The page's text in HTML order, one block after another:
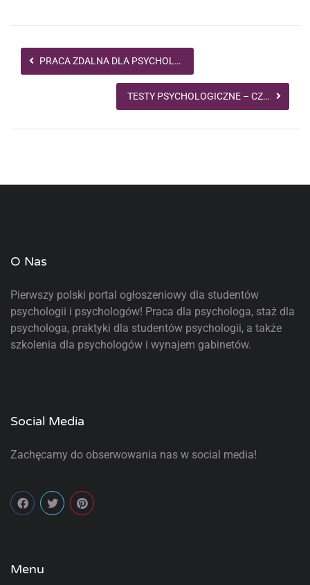
PRACA ZDALNA DLA PSYCHOLOGA: JAK JĄ SOBIE UŁATWIĆ?
TESTY PSYCHOLOGICZNE – CZYM SĄ I JAK POWSTAJĄ?
O Nas
Pierwszy polski portal ogłoszeniowy dla studentów
psychologii i psychologów! Praca dla psychologa, staż dla
psychologa, praktyki dla studentów psychologii, a także
szkolenia dla psychologów i wynajem gabinetów.
Social Media
Zachęcamy do obserwowania nas w social media!
Menu